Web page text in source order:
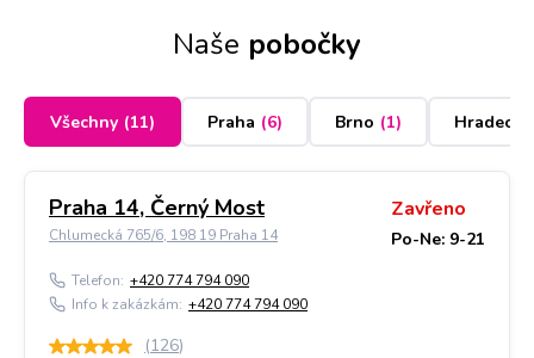
Naše pobočky
Všechny (11) Praha (6) Brno (1) Hradec
Praha 14, Černý Most
Chlumecká 765/6, 198 19 Praha 14
Zavřeno
Po-Ne: 9-21
Telefon: +420 774 794 090
Info k zakázkám: +420 774 794 090
(126)